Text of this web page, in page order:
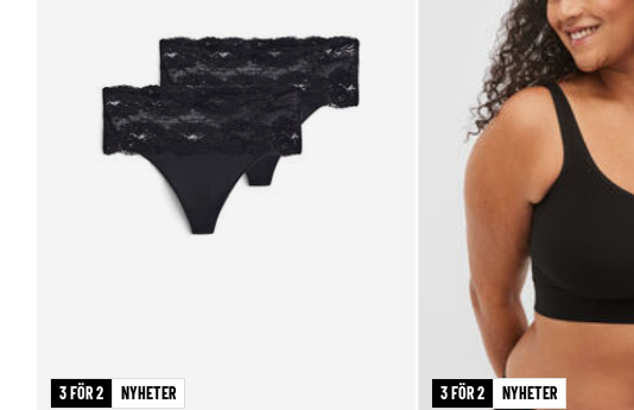
3 FÖR 2 NYHETER 3 FÖR 2 NYHETER